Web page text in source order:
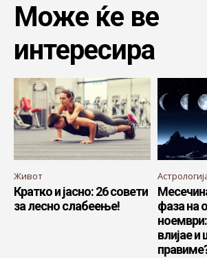
Може ќе ве
интересира
Живот
Кратко и јасно: 26 совети
за лесно слабеење!
фаза на
влијае